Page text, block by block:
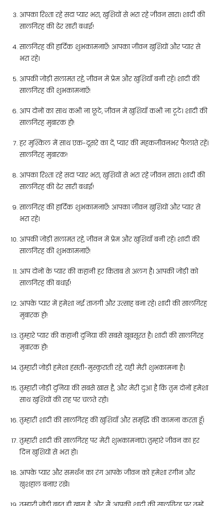
आपका रिश्ता रहे सदा प्यार भरा, खुशियों से भरा रहे जीवन सारा। शादी की
सालगिरह की ढेर सारी बधाई!
सालगिरह की हार्दिक शुभकामनाएँ! आपका जीवन खुशियों और प्यार से
भरा रहे।
आपकी जोड़ी सलामत रहे, जीवन में प्रेम और खुशियाँ बनी रहें। शादी की
सालगिरह की शुभकामनाएँ!
आप दोनों का साथ कभी ना छूटे, जीवन में खुशियाँ कभी ना टूटे। शादी की
सालगिरह मुबारक हो!
हर मुश्किल में साथ एक-दूसरे का दें, प्यार की महकजीवनभर फैलाते रहें।
सालगिरह मुबारक!
आपका रिश्ता रहे सदा प्यार भरा, खुशियों से भरा रहे जीवन सारा। शादी की
सालगिरह की ढेर सारी बधाई!
सालगिरह की हार्दिक शुभकामनाएँ! आपका जीवन खुशियों और प्यार से
भरा रहे।
आपकी जोड़ी सलामत रहे, जीवन में प्रेम और खुशियाँ बनी रहें। शादी की
सालगिरह की शुभकामनाएँ!
आप दोनों के प्यार की कहानी हर किताब से अलग है। आपकी जोड़ी को
सालगिरह की बधाई!
आपके प्यार में हमेशा नई ताजगी और उत्साह बना रहे। शादी की सालगिरह
मुबारक हो!
तुम्हारे प्यार की कहानी दुनिया की सबसे खूबसूरत है। शादी की सालगिरह
मुबारक हो!
तुम्हारी जोड़ी हमेशा हंसती-मुस्कुराती रहे, यही मेरी शुभकामना है।
तुम्हारी जोड़ी दुनिया की सबसे खास है, और मेरी दुआ है कि तुम दोनों हमेशा
साथ खुशियों की राह पर चलते रहो।
तुम्हारी शादी की सालगिरह की खुशियाँ और समृद्धि की कामना करता हूँ।
तुम्हारी शादी की सालगिरह पर मेरी शुभकामनाएं। तुम्हारे जीवन का हर
दिन खुशियों से भरा हो।
आपके प्यार और समर्थन का रंग आपके जीवन को हमेशा रंगीन और
खुशहाल बनाए रखे।